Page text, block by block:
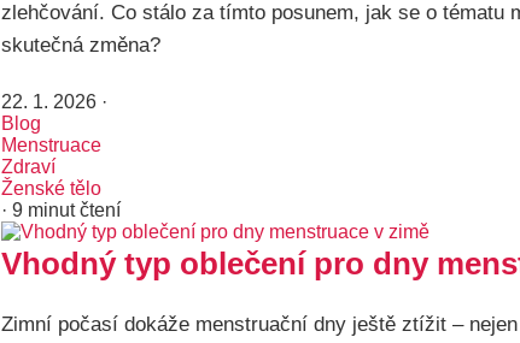
zlehčování. Co stálo za tímto posunem, jak se o tématu
skutečná změna?
22. 1. 2026 ·
Blog
Menstruace
Zdraví
Ženské tělo
· 9 minut čtení
Vhodný typ oblečení pro dny
Zimní počasí dokáže menstruační dny ještě ztížit –